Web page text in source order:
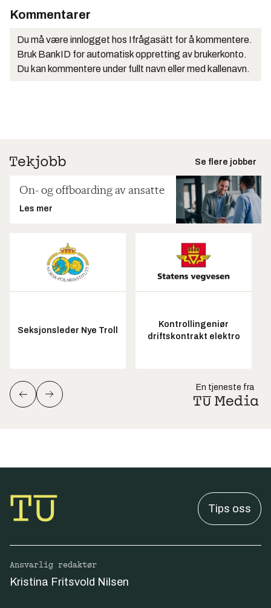
Kommentarer
Du må være innlogget hos Ifrågasätt for å kommentere.
Bruk BankID for automatisk oppretting av brukerkonto.
Du kan kommentere under fullt navn eller med kallenavn.
Se flere jobber
On- og offboarding av ansatte
Les mer
Seksjonsleder Nye Troll
Kontrollingeniør
driftskontrakt elektro
En tjeneste fra
Tips oss
Ansvarlig redaktør
Kristina Fritsvold Nilsen